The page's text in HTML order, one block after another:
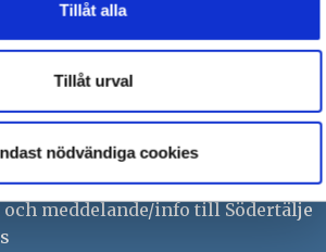
Tillåt alla
Tillåt urval
nödvändiga cookies
kommun
och meddelande/info till Södertälje